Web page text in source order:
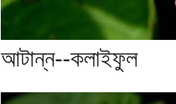
আটান্ন--কলাইফুল